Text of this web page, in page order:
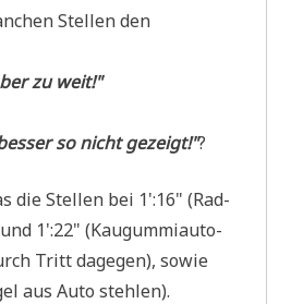
Stel­len den
zu weit!"
so nicht gezeigt!"?
die Stel­len bei 1':16" (Rad­
1':22" (Kau­gum­mi­au­to­
Tritt dage­gen), sowie
aus Auto stehlen).